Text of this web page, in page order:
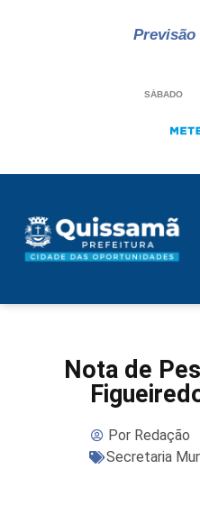
Previsão
Nota de
PorRedação
Secretaria